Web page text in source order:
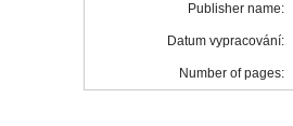
Publisher name:
Datum vypracování:
Number of pages: